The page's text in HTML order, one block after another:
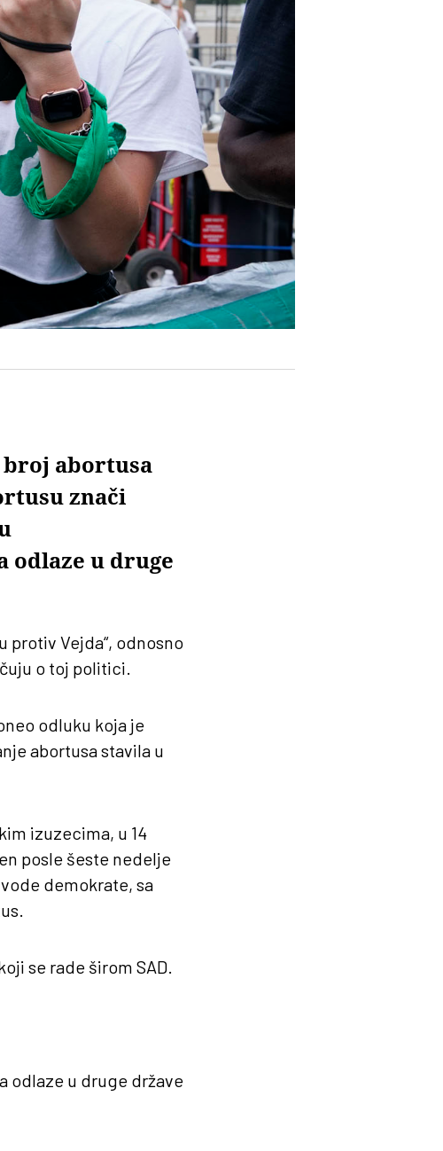
broj abortusa
znači
odlaze u druge
protiv Vejda“, odnosno
o toj politici.
odluku koja je
abortusa stavila u
izuzecima, u 14
posle šeste nedelje
demokrate, sa
se rade širom SAD.
odlaze u druge države